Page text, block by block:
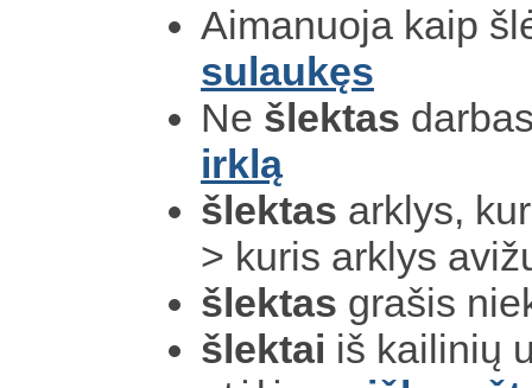
Aimanuoja kaip
sulaukęs
Ne šlektas
irklą
šlektas arklys,
> kuris arklys
šlektas grašis
šlektai iš kailinių